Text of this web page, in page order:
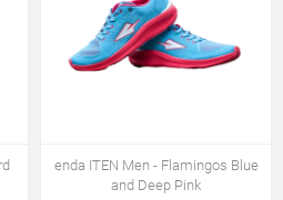
enda ITEN Men - Flamingos Blue
and Deep Pink